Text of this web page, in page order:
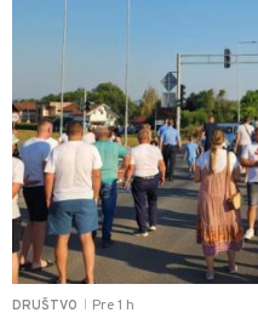
DRUŠTVO Pre 1 h